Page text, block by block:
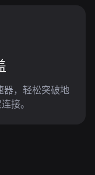
，轻松突破地
接。